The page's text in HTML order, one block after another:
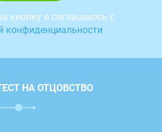
кнопку я соглашаюсь с
конфиденциальности
НА ОТЦОВСТВО